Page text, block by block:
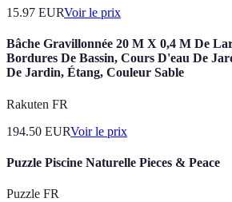
15.97 EURVoir le prix
Bâche Gravillonnée 20 M X 0,4 M De
Bordures De Bassin, Cours D'eau De
De Jardin, Étang, Couleur Sable
Rakuten FR
194.50 EURVoir le prix
Puzzle Piscine Naturelle Pieces & Peace
Puzzle FR